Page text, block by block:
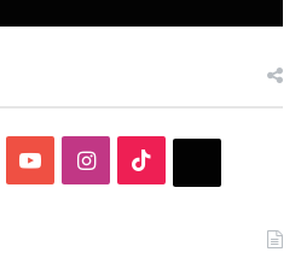
YouTubeInstagram